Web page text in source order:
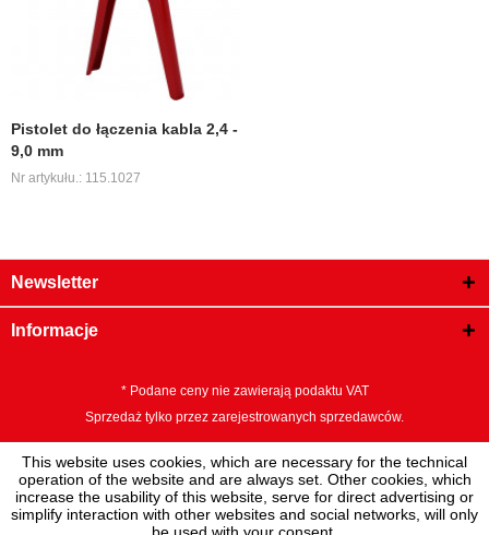
Pistolet do łączenia kabla 2,4 -
9,0 mm
Nr artykułu.: 115.1027
Newsletter
Informacje
* Podane ceny nie zawierają podaktu VAT
Sprzedaż tylko przez zarejestrowanych sprzedawców.
This website uses cookies, which are necessary for the technical
operation of the website and are always set. Other cookies, which
increase the usability of this website, serve for direct advertising or
simplify interaction with other websites and social networks, will only